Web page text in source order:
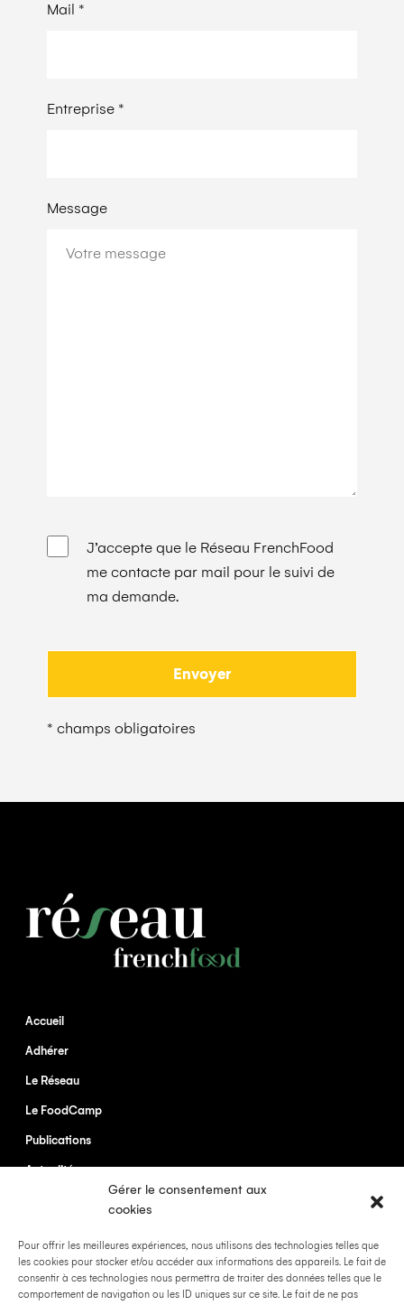
Gérer le consentement aux
cookies
Pour offrir les meilleures expériences, nous utilisons des technologies telles que
les cookies pour stocker et/ou accéder aux informations des appareils. Le fait de
consentir à ces technologies nous permettra de traiter des données telles que le
comportement de navigation ou les ID uniques sur ce site. Le fait de ne pas
Mail *
Entreprise *
Message
J’accepte que le Réseau FrenchFood
me contacte par mail pour le suivi de
ma demande.
* champs obligatoires
Accueil
Adhérer
Le Réseau
Le FoodCamp
Publications
Actualités
FrenchFood Capital
Politique de confidentialité